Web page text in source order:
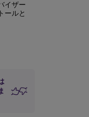
イザー
ールと